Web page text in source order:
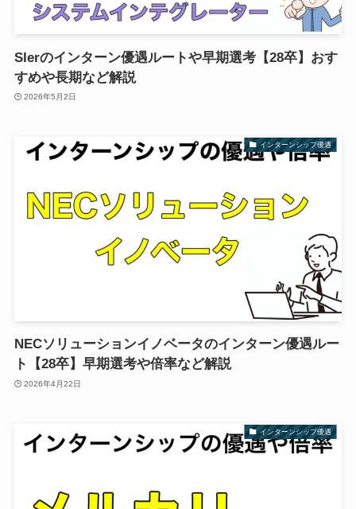
SIerのインターン優遇ルートや早期選考【28卒】おす
すめや長期など解説
2026年5月2日
インターンシップ優遇
NECソリューションイノベータのインターン優遇ルー
ト【28卒】早期選考や倍率など解説
2026年4月22日
インターンシップ優遇